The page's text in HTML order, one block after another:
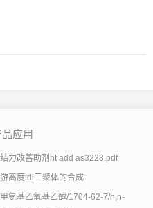
品应用
力改善助剂nt add as3228.pdf
离度tdi三聚体的合成
氨基乙氧基乙醇/1704-62-7/n,n-